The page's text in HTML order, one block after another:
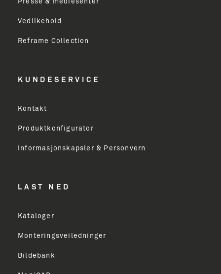
Presse & mediesenter
Vedlikehold
Reframe Collection
KUNDESERVICE
Kontakt
Produktkonfigurator
Informasjonskapsler & Personvern
LAST NED
Kataloger
Monteringsveiledninger
Bildebank